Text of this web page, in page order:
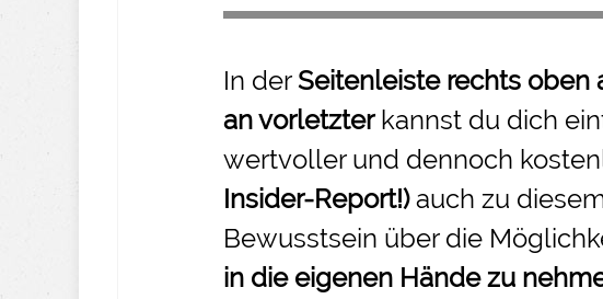
In derSeitenleiste rechts oben
an vorletzter kannst du dich
wertvoller und dennoch
Insider-Report!)auch zu
Bewusstsein über die
in die eigenen Hände zu